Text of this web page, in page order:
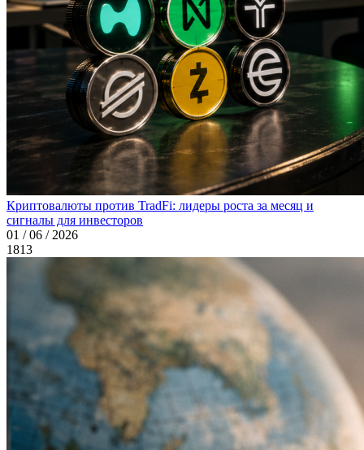
Криптовалюты против TradFi: лидеры роста за месяц и
сигналы для инвесторов
01 / 06 / 2026
1813